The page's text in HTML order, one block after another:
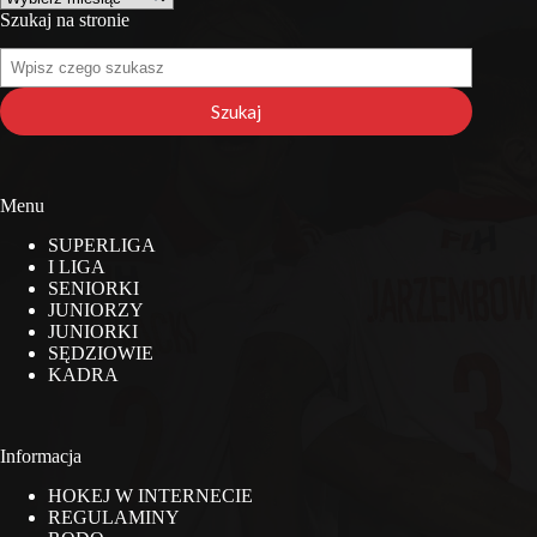
Szukaj na stronie
Szukaj
na
stronie
Szukaj
Menu
SUPERLIGA
I LIGA
SENIORKI
JUNIORZY
JUNIORKI
SĘDZIOWIE
KADRA
Informacja
HOKEJ W INTERNECIE
REGULAMINY